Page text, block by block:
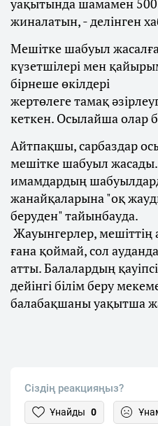
уақытында шамамен
жиналатын, - делінген
Мешітке шабуыл
күзетшілері мен
бірнеше өкілдері
жертөлеге тамақ
кеткен. Осылайша олар
Айтпақшы, сарбаздар
мешітке шабуыл жасады.
имамдардың
жанайқаларына "оқ
беруден" тайынбауда.
Жауынгерлер, мешіттің
ғана қоймай, сол
атты. Балалардың
дейінгі білім беру
балабақшаны уақытша
Сіздің реакцияңыз?
Ұнайды 0